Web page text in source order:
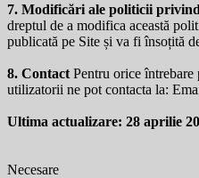
7. Modificări ale politicii
dreptul de a modifica această
publicată pe Site și va fi însoțită
8. Contact Pentru orice
utilizatorii ne pot contacta la:
Ultima actualizare: 28 aprilie
Necesare